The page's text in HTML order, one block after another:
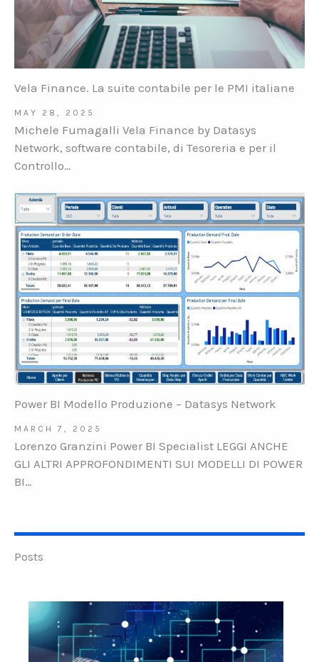
Vela Finance. La suite contabile per le PMI italiane
MAY 28, 2025
Michele Fumagalli Vela Finance by Datasys
Network, software contabile, di Tesoreria e per il
Controllo…
Power BI Modello Produzione – Datasys Network
MARCH 7, 2025
Lorenzo Granzini Power BI Specialist LEGGI ANCHE
GLI ALTRI APPROFONDIMENTI SUI MODELLI DI POWER
BI…
Posts